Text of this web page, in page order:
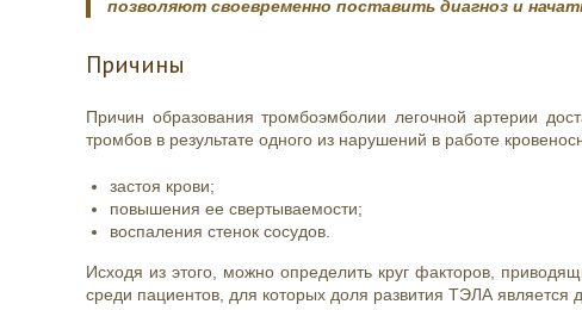
позволяют своевременно поставить диагноз и
Причины
Причин образования тромбоэмболии легочной артерии
тромбов в результате одного из нарушений в работе
застоя крови;
повышения ее свертываемости;
воспаления стенок сосудов.
Исходя из этого, можно определить круг факторов,
среди пациентов, для которых доля развития ТЭЛА является